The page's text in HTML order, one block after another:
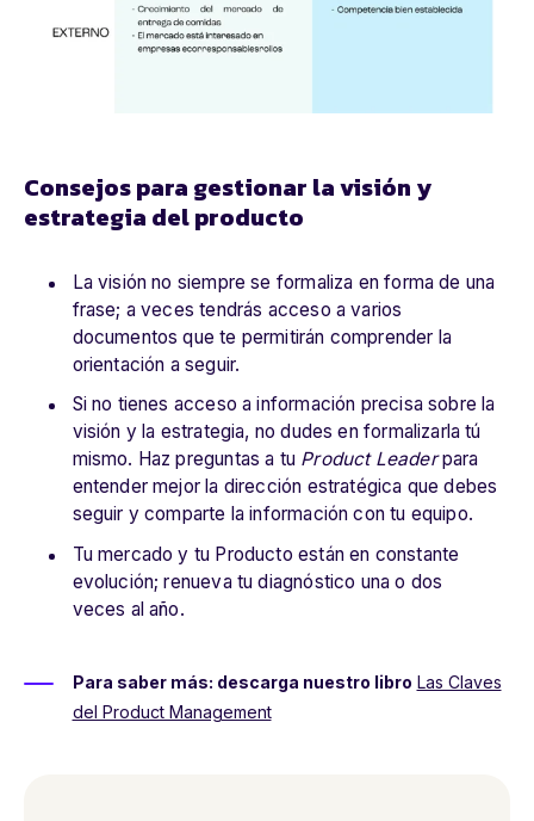
Consejos para gestionar la visión y
estrategia del producto
La visión no siempre se formaliza en forma de una
frase; a veces tendrás acceso a varios
documentos que te permitirán comprender la
orientación a seguir.
Si no tienes acceso a información precisa sobre la
visión y la estrategia, no dudes en formalizarla tú
mismo. Haz preguntas a tu Product Leaderpara
entender mejor la dirección estratégica que debes
seguir y comparte la información con tu equipo.
Tu mercado y tu Producto están en constante
evolución; renueva tu diagnóstico una o dos
veces al año.
Para saber más: descarga nuestro libro Las Claves
del Product Management